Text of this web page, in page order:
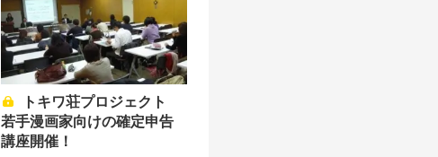
若手漫画家向けの確定申告
講座開催！